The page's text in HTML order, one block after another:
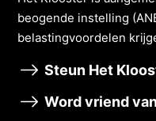
beogende instelling
belastingvoordelen
Steun Het
Word vriend